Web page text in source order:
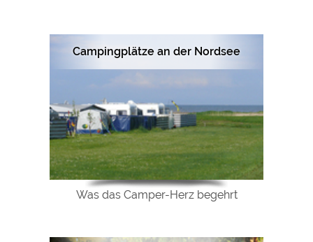
Campingplätze an der Nordsee
Was das Camper-Herz begehrt